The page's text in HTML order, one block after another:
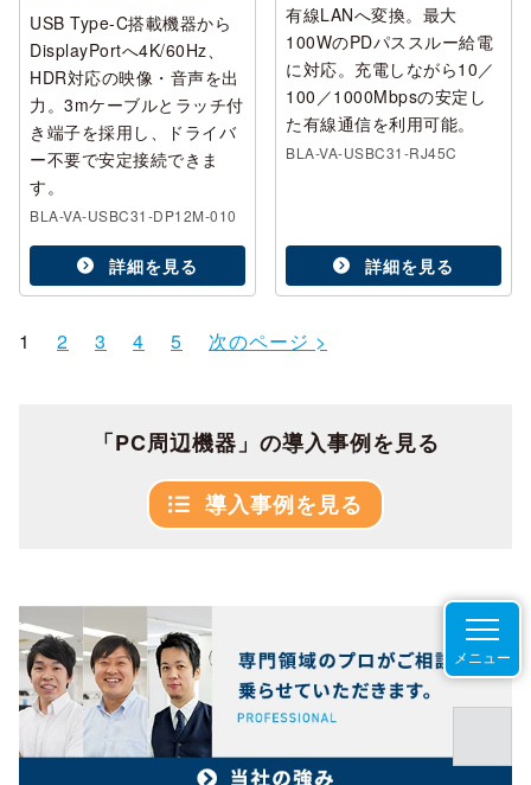
メニュー
USB Type-C搭載機器から
DisplayPortへ4K/60Hz、
HDR対応の映像・音声を出
力。3mケーブルとラッチ付
き端子を採用し、ドライバ
ー不要で安定接続できま
す。
BLA-VA-USBC31-DP12M-010
詳細を見る
有線LANへ変換。最大
100WのPDパススルー給電
に対応。充電しながら10／
100／1000Mbpsの安定し
た有線通信を利用可能。
BLA-VA-USBC31-RJ45C
詳細を見る
1 2 3 4 5 次のページ >
「PC周辺機器」の導入事例を見る
導入事例を見る